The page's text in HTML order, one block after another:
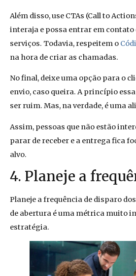
Além disso, use CTAs (Call to
interaja e possa entrar em contato
serviços. Todavia, respeitem o
na hora de criar as chamadas.
No final, deixe uma opção para o
envio, caso queira. A princípio
ser ruim. Mas, na verdade, é uma
Assim, pessoas que não estão
parar de receber e a entrega fica
alvo.
4. Planeje a
Planeje a frequência de disparo
de abertura é uma métrica muito
estratégia.